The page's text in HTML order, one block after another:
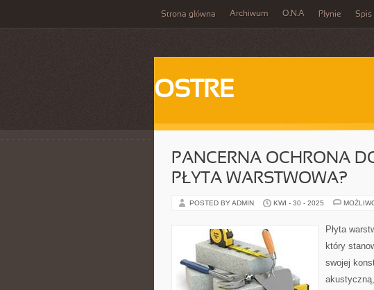
Strona główna Archiwum O.N.A Płynie Spis
OSTRE
PANCERNA OCHRONA
PŁYTA WARSTWOWA?
POSTED BY ADMIN KWI - 30 - 2025
Płyta
który
swojej